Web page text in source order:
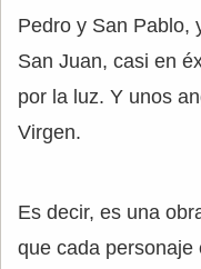
Pedro y San Pablo,
San Juan, casi en
por la luz. Y unos
Virgen.
Es decir, es una
que cada personaje